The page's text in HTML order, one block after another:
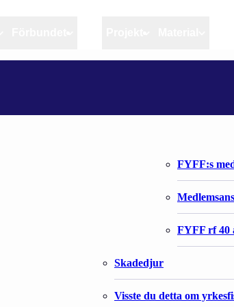
Artiklar Näringen
Riktlinjer för god praxis
Stöd till fiskerinäringen
Anvisningar
Fiskar och
Skadedjur
Visste du detta om
Förbundet
FYFF:s
FYFF rf 40